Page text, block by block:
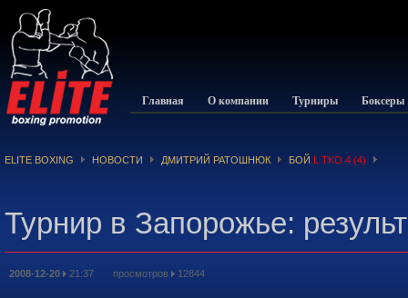
Главная О компании Турниры Боксеры
ELITE BOXING НОВОСТИ ДМИТРИЙ РАТОШНЮК БОЙ L TKO 4 (4)
Турнир в Запорожье:
2008-12-20 21:37 просмотров 12844